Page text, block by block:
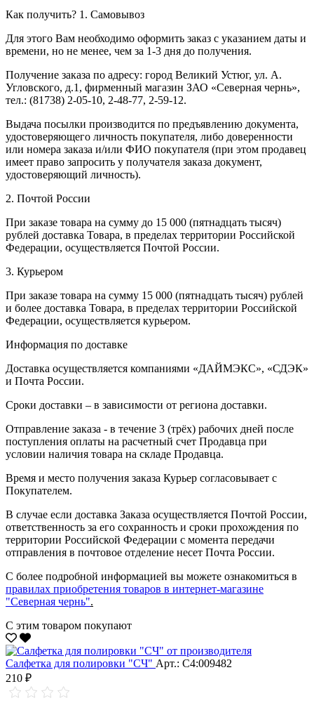
Как получить? 1. Самовывоз
Для этого Вам необходимо оформить заказ с указанием даты и
времени, но не менее, чем за 1-3 дня до получения.
Получение заказа по адресу: город Великий Устюг, ул. А.
Угловского, д.1, фирменный магазин ЗАО «Северная чернь»,
тел.: (81738) 2-05-10, 2-48-77, 2-59-12.
Выдача посылки производится по предъявлению документа,
удостоверяющего личность покупателя, либо доверенности
или номера заказа и/или ФИО покупателя (при этом продавец
имеет право запросить у получателя заказа документ,
удостоверяющий личность).
2. Почтой России
При заказе товара на сумму до 15 000 (пятнадцать тысяч)
рублей доставка Товара, в пределах территории Российской
Федерации, осуществляется Почтой России.
3. Курьером
При заказе товара на сумму 15 000 (пятнадцать тысяч) рублей
и более доставка Товара, в пределах территории Российской
Федерации, осуществляется курьером.
Информация по доставке
Доставка осуществляется компаниями «ДАЙМЭКС», «СДЭК»
и Почта России.
Сроки доставки – в зависимости от региона доставки.
Отправление заказа - в течение 3 (трёх) рабочих дней после
поступления оплаты на расчетный счет Продавца при
условии наличия товара на складе Продавца.
Время и место получения заказа Курьер согласовывает с
Покупателем.
В случае если доставка Заказа осуществляется Почтой России,
ответственность за его сохранность и сроки прохождения по
территории Российской Федерации с момента передачи
отправления в почтовое отделение несет Почта России.
С более подробной информацией вы можете ознакомиться в
правилах приобретения товаров в интернет-магазине
"Северная чернь".
С этим товаром покупают
Салфетка для полировки "CЧ" Арт.: С4:009482
210 ₽